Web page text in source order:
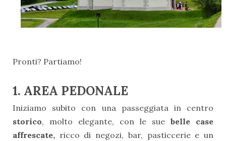
Pronti? Partiamo!
1. AREA PEDONALE
Iniziamo subito con una passeggiata in centro
storico, molto elegante, con le sue belle case
affrescate, ricco di negozi, bar, pasticcerie e un